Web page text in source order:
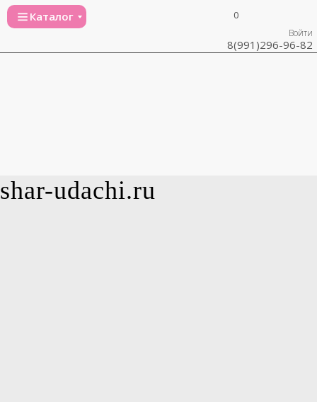
Каталог
Войти
0
8(991)296-96-82
shar-udachi.ru